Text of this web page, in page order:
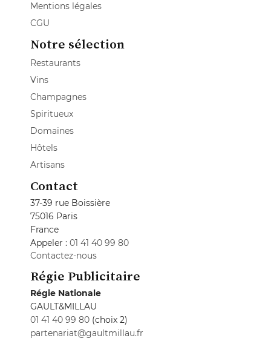
Mentions légales
CGU
Notre sélection
Restaurants
Vins
Champagnes
Spiritueux
Domaines
Hôtels
Artisans
Contact
37-39 rue Boissière
75016 Paris
France
Appeler : 01 41 40 99 80
Contactez-nous
Régie Publicitaire
Régie Nationale
GAULT&MILLAU
01 41 40 99 80 (choix 2)
partenariat@gaultmillau.fr